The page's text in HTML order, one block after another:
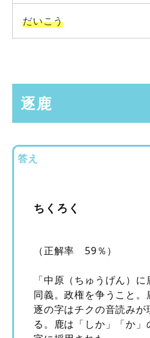
だいこう
逐鹿
答え
ちくろく
（正解率 59％）
「中原（ちゅうげん）
同義。政権を争うこと。
逐の字はチクの音読みが
る。鹿は「しか」「か